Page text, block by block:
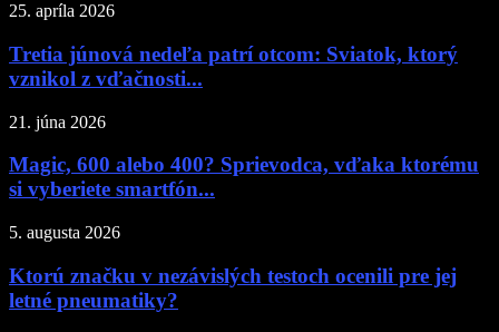
25. apríla 2026
Tretia júnová nedeľa patrí otcom: Sviatok, ktorý
vznikol z vďačnosti...
21. júna 2026
Magic, 600 alebo 400? Sprievodca, vďaka ktorému
si vyberiete smartfón...
5. augusta 2026
Ktorú značku v nezávislých testoch ocenili pre jej
letné pneumatiky?